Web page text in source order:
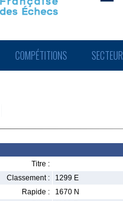
COMPÉTITIONS
Titre :
Classement :
1299 E
Rapide :
1670 N